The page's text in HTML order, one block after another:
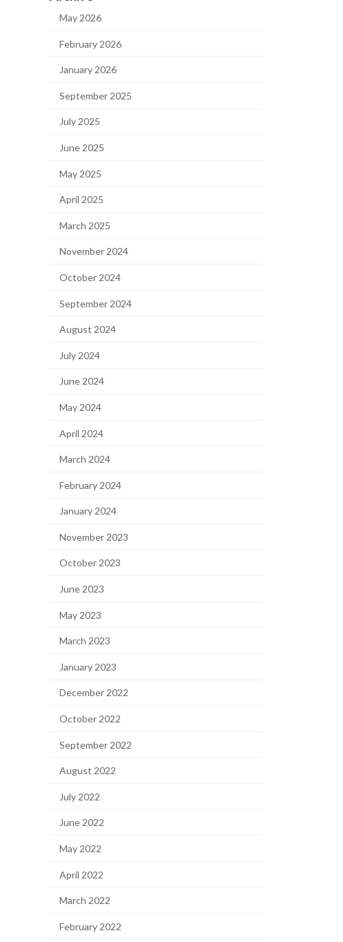
May 2026
February 2026
January 2026
September 2025
July 2025
June 2025
May 2025
April 2025
March 2025
November 2024
October 2024
September 2024
August 2024
July 2024
June 2024
May 2024
April 2024
March 2024
February 2024
January 2024
November 2023
October 2023
June 2023
May 2023
March 2023
January 2023
December 2022
October 2022
September 2022
August 2022
July 2022
June 2022
May 2022
April 2022
March 2022
February 2022